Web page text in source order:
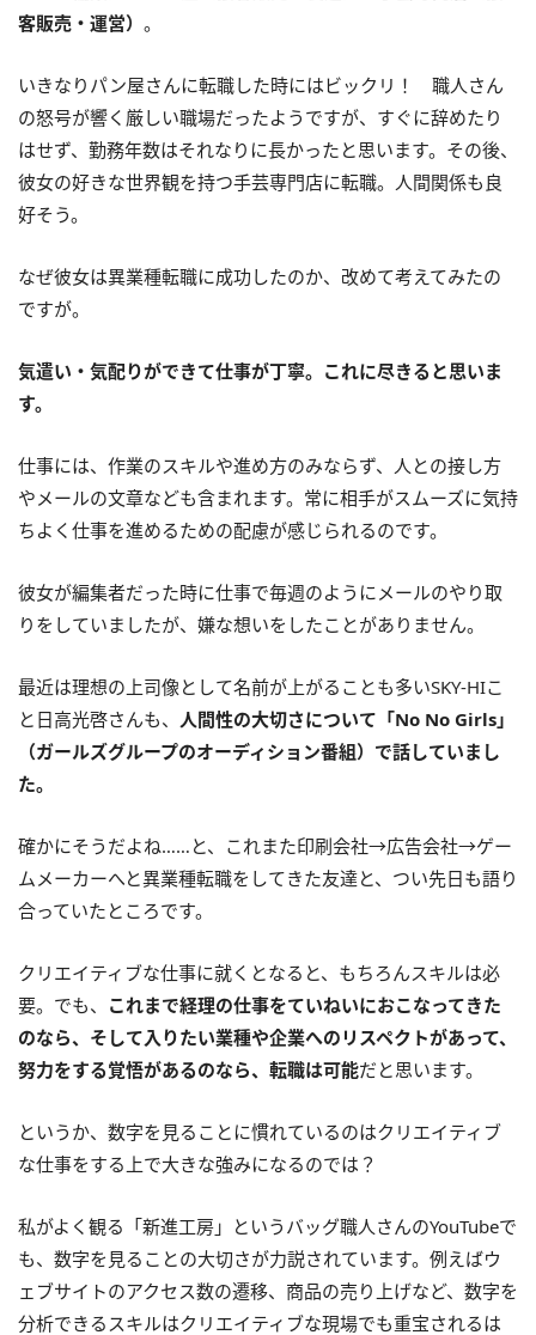
客販売・運営） 。
いきなりパン屋さんに転職した時にはビックリ！ 職人さん
の怒号が響く厳しい職場だったようですが、すぐに辞めたり
はせず、勤務年数はそれなりに長かったと思います。その後、
彼女の好きな世界観を持つ手芸専門店に転職。人間関係も良
好そう。
なぜ彼女は異業種転職に成功したのか、改めて考えてみたの
ですが。
気遣い・気配りができて仕事が丁寧。これに尽きると思いま
す。
仕事には、作業のスキルや進め方のみならず、人との接し方
やメールの文章なども含まれます。常に相手がスムーズに気持
ちよく仕事を進めるための配慮が感じられるのです。
彼女が編集者だった時に仕事で毎週のようにメールのやり取
りをしていましたが、嫌な想いをしたことがありません。
最近は理想の上司像として名前が上がることも多いSKY-HIこ
と日高光啓さんも、 人間性の大切さについて「No No Girls」
（ガールズグループのオーディション番組）で話していまし
た。
確かにそうだよね……と、これまた印刷会社→広告会社→ゲー
ムメーカーへと異業種転職をしてきた友達と、つい先日も語り
合っていたところです。
クリエイティブな仕事に就くとなると、もちろんスキルは必
要。でも、 これまで経理の仕事をていねいにおこなってきた
のなら、そして入りたい業種や企業へのリスペクトがあって、
努力をする覚悟があるのなら、転職は可能だと思います。
というか、数字を見ることに慣れているのはクリエイティブ
な仕事をする上で大きな強みになるのでは？
私がよく観る「新進工房」というバッグ職人さんのYouTubeで
も、数字を見ることの大切さが力説されています。例えばウ
ェブサイトのアクセス数の遷移、商品の売り上げなど、数字を
分析できるスキルはクリエイティブな現場でも重宝されるは